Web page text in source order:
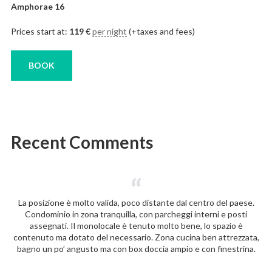
Amphorae 16
Prices start at: 119€ per night (+taxes and fees)
BOOK
Recent Comments
La posizione è molto valida, poco distante dal centro del paese.
Condominio in zona tranquilla, con parcheggi interni e posti
assegnati. Il monolocale è tenuto molto bene, lo spazio è
contenuto ma dotato del necessario. Zona cucina ben attrezzata,
bagno un po’ angusto ma con box doccia ampio e con finestrina.